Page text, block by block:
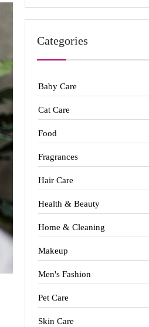
Categories
Baby Care
Cat Care
Food
Fragrances
Hair Care
Health & Beauty
Home & Cleaning
Makeup
Men's Fashion
Pet Care
Skin Care